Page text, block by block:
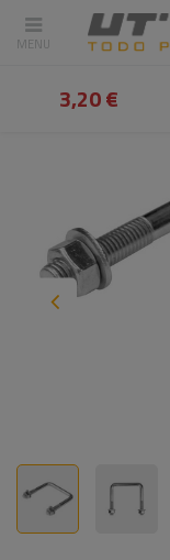
Atrás Inicio
3,20 €